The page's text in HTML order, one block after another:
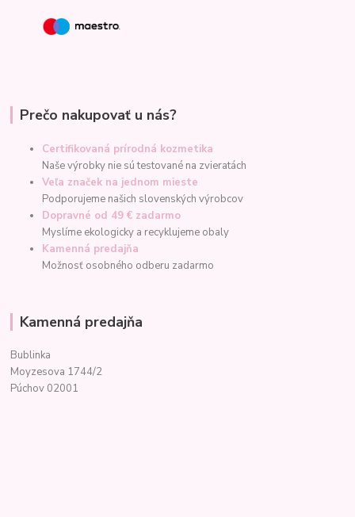
Prečo nakupovať u nás?
Certifikovaná prírodná kozmetika
Naše výrobky nie sú testované na zvieratách
Veľa značek na jednom mieste
Podporujeme našich slovenských výrobcov
Dopravné od 49 € zadarmo
Myslíme ekologicky a recyklujeme obaly
Kamenná predajňa
Možnosť osobného odberu zadarmo
Kamenná predajňa
Bublinka
Moyzesova 1744/2
Púchov 02001